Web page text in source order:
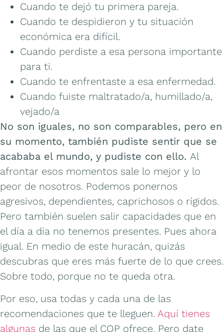
Cuando te dejó tu primera pareja.
Cuando te despidieron y tu situación
económica era difícil.
Cuando perdiste a esa persona importante
para ti.
Cuando te enfrentaste a esa enfermedad.
Cuando fuiste maltratado/a, humillado/a,
vejado/a
No son iguales, no son comparables, pero en
su momento, también pudiste sentir que se
acababa el mundo, y pudiste con ello. Al
afrontar esos momentos sale lo mejor y lo
peor de nosotros. Podemos ponernos
agresivos, dependientes, caprichosos o rígidos.
Pero también suelen salir capacidades que en
el día a día no tenemos presentes. Pues ahora
igual. En medio de este huracán, quizás
descubras que eres más fuerte de lo que crees.
Sobre todo, porque no te queda otra.
Por eso, usa todas y cada una de las
recomendaciones que te lleguen. Aquí tienes
algunas de las que el COP ofrece. Pero date